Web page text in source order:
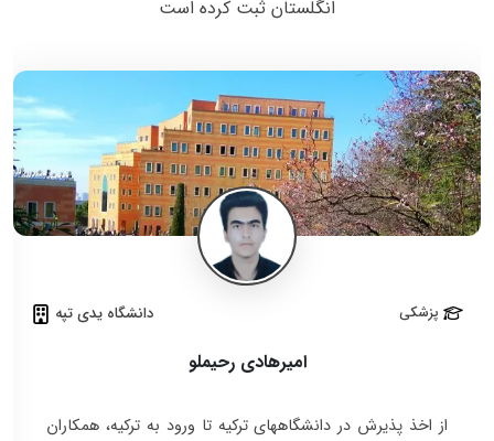
انگلستان ثبت کرده است
پزشکی دانشگاه یدی تپه
امیرهادی رحیملو
از اخذ پذیرش در دانشگاههای ترکیه تا ورود به ترکیه، همکاران